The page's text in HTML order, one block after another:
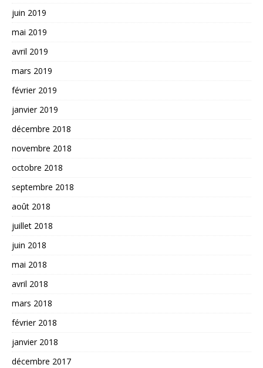
juin 2019
mai 2019
avril 2019
mars 2019
février 2019
janvier 2019
décembre 2018
novembre 2018
octobre 2018
septembre 2018
août 2018
juillet 2018
juin 2018
mai 2018
avril 2018
mars 2018
février 2018
janvier 2018
décembre 2017